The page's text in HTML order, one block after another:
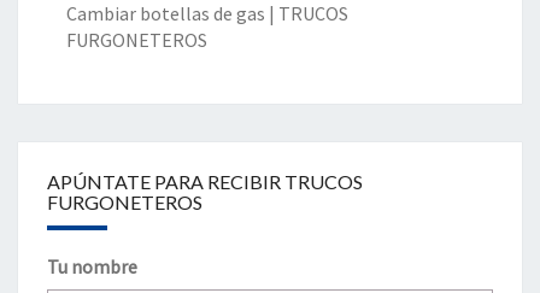
Cambiar botellas de gas | TRUCOS
FURGONETEROS
APÚNTATE PARA RECIBIR TRUCOS
FURGONETEROS
Tu nombre